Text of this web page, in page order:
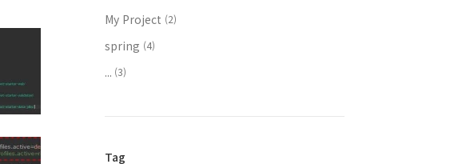
My Project (2)
spring (4)
... (3)
Tag